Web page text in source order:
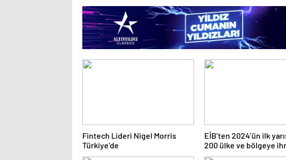
Fintech Lideri Nigel Morris
Türkiye’de
EİB’ten 2024’ün ilk
200 ülke ve bölgeye